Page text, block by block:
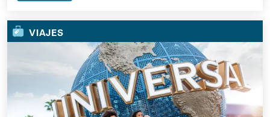
VIAJES